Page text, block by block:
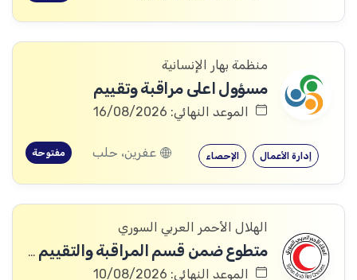
منظمة بهار الإنسانية
مسؤول اعلى مراقبة وتقييم
الموعد النهائي: 16/08/2026
الإحصاء إدارة الأعمال عفرين، حلب مفتوحة
الهلال الأحمر العربي السوري
متطوع ضمن قسم المراقبة والتقييم والتعلم (MEAL)
الموعد النهائي: 10/08/2026